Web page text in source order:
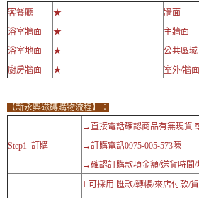
客餐廳
★ 牆面
浴室牆面
★ 主牆面
浴室地面
★ 公共區域
廚房牆面
★ 室外/牆
【新永興磁磚購物流程】：
Step1 訂購
→直接電話確認商品有無現貨
→訂購電話0975-005-573陳
→確認訂購款項金額/送貨時間
1.可採用 匯款/轉帳/來店付款/